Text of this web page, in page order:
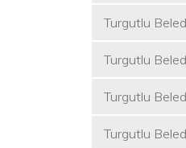
Turgutlu
Turgutlu
Turgutlu
Turgutlu